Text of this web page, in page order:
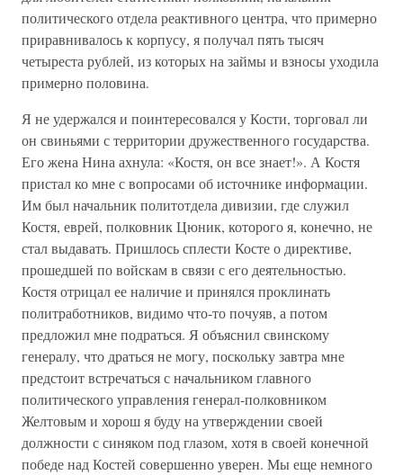
политического отдела реактивного центра, что примерно
приравнивалось к корпусу, я получал пять тысяч
четыреста рублей, из которых на займы и взносы уходила
примерно половина.
Я не удержался и поинтересовался у Кости, торговал ли
он свиньями с территории дружественного государства.
Его жена Нина ахнула: «Костя, он все знает!». А Костя
пристал ко мне с вопросами об источнике информации.
Им был начальник политотдела дивизии, где служил
Костя, еврей, полковник Цюник, которого я, конечно, не
стал выдавать. Пришлось сплести Косте о директиве,
прошедшей по войскам в связи с его деятельностью.
Костя отрицал ее наличие и принялся проклинать
политработников, видимо что-то почуяв, а потом
предложил мне подраться. Я объяснил свинскому
генералу, что драться не могу, поскольку завтра мне
предстоит встречаться с начальником главного
политического управления генерал-полковником
Желтовым и хорош я буду на утверждении своей
должности с синяком под глазом, хотя в своей конечной
победе над Костей совершенно уверен. Мы еще немного